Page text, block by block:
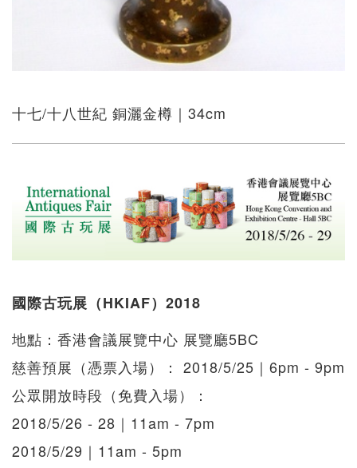
十七/十八世紀 銅灑金樽｜34cm
國際古玩展（HKIAF）2018
地點：香港會議展覽中心 展覽廳5BC
慈善預展（憑票入場）： 2018/5/25｜6pm - 9pm
公眾開放時段（免費入場）：
2018/5/26 - 28｜11am - 7pm
2018/5/29｜11am - 5pm